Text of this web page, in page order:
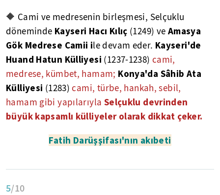
🔶 Cami ve medresenin birleşmesi, Selçuklu
döneminde Kayseri Hacı Kılıç (1249) ve Amasya
Gök Medrese Camii ile devam eder. Kayseri'de
Huand Hatun Külliyesi (1237-1238) cami,
medrese, kümbet, hamam; Konya'da Sâhib Ata
Külliyesi (1283) cami, türbe, hankah, sebil,
hamam gibi yapılarıyla Selçuklu devrinden
büyük kapsamlı külliyeler olarak dikkat çeker.
Fatih Darüşşifası'nın akıbeti
5/10